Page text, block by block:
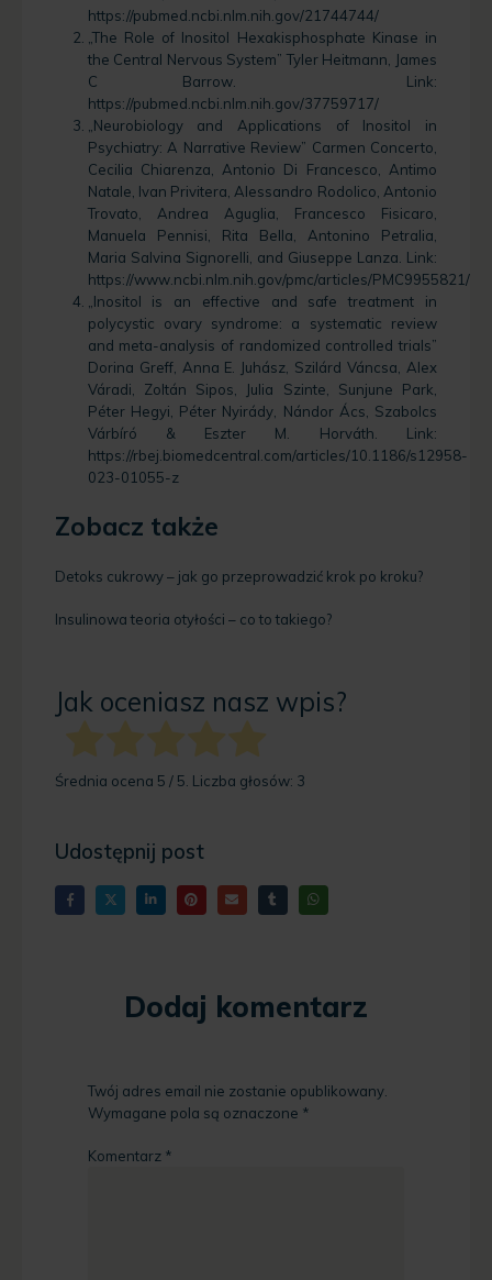
https://pubmed.ncbi.nlm.nih.gov/21744744/
„The Role of Inositol Hexakisphosphate Kinase in
the Central Nervous System” Tyler Heitmann, James
C Barrow. Link:
https://pubmed.ncbi.nlm.nih.gov/37759717/
„Neurobiology and Applications of Inositol in
Psychiatry: A Narrative Review” Carmen Concerto,
Cecilia Chiarenza, Antonio Di Francesco, Antimo
Natale, Ivan Privitera, Alessandro Rodolico, Antonio
Trovato, Andrea Aguglia, Francesco Fisicaro,
Manuela Pennisi, Rita Bella, Antonino Petralia,
Maria Salvina Signorelli, and Giuseppe Lanza. Link:
https://www.ncbi.nlm.nih.gov/pmc/articles/PMC9955821/
„Inositol is an effective and safe treatment in
polycystic ovary syndrome: a systematic review
and meta-analysis of randomized controlled trials”
Dorina Greff, Anna E. Juhász, Szilárd Váncsa, Alex
Váradi, Zoltán Sipos, Julia Szinte, Sunjune Park,
Péter Hegyi, Péter Nyirády, Nándor Ács, Szabolcs
Várbíró & Eszter M. Horváth. Link:
https://rbej.biomedcentral.com/articles/10.1186/s12958-
023-01055-z
Zobacz także
Detoks cukrowy – jak go przeprowadzić krok po kroku?
Insulinowa teoria otyłości – co to takiego?
Jak oceniasz nasz wpis?
Średnia ocena 5 / 5. Liczba głosów: 3
Udostępnij post
Dodaj komentarz
Twój adres email nie zostanie opublikowany.
Wymagane pola są oznaczone *
Komentarz *